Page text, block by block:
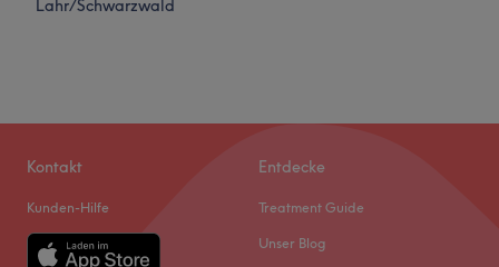
Lahr/Schwarzwald
Kontakt
Kunden-Hilfe
Entdecke
Treatment Guide
Unser Blog